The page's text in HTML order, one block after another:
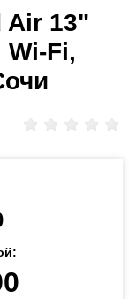
Air 13"
Wi-Fi,